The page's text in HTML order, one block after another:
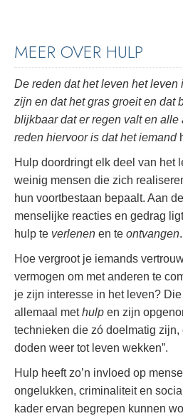
MEER OVER HULP
De reden dat het leven het leven
zijn en dat het gras groeit en dat
blijkbaar dat er regen valt en alle
reden hiervoor is dat het iemand
Hulp doordringt elk deel van het
weinig mensen die zich
hun voortbestaan bepaalt. Aan
menselijke reacties en gedrag
hulp te verlenen en te ontvangen.
Hoe vergroot je iemands
vermogen om met anderen te
je zijn interesse in het leven?
allemaal methulp en zijn
technieken die zó doelmatig zijn,
doden weer tot leven wekken”.
Hulp heeft zo’n invloed op
ongelukken, criminaliteit en
kader ervan begrepen kunnen